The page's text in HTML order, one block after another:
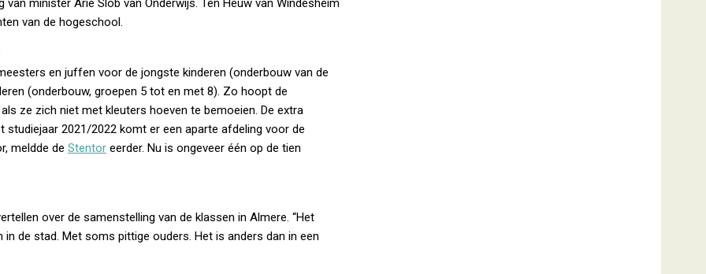
minister Arie Slob van Onderwijs. Ten Heuw van Windesheim
van de hogeschool.
en juffen voor de jongste kinderen (onderbouw van de
(onderbouw, groepen 5 tot en met 8). Zo hoopt de
ze zich niet met kleuters hoeven te bemoeien. De extra
2021/2022 komt er een aparte afdeling voor de
meldde de Stentor eerder. Nu is ongeveer één op de tien
over de samenstelling van de klassen in Almere. “Het
de stad. Met soms pittige ouders. Het is anders dan in een